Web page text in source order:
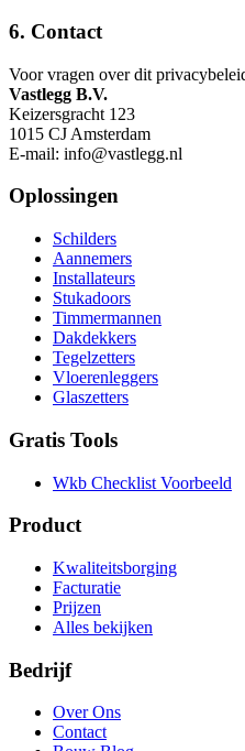
6. Contact
Voor vragen over dit
Vastlegg B.V.
Keizersgracht 123
1015 CJ Amsterdam
E-mail: info@vastlegg.nl
Oplossingen
Schilders
Aannemers
Installateurs
Stukadoors
Timmermannen
Dakdekkers
Tegelzetters
Vloerenleggers
Glaszetters
Gratis Tools
Wkb Checklist Voorbeeld
Product
Kwaliteitsborging
Facturatie
Prijzen
Alles bekijken
Bedrijf
Over Ons
Contact